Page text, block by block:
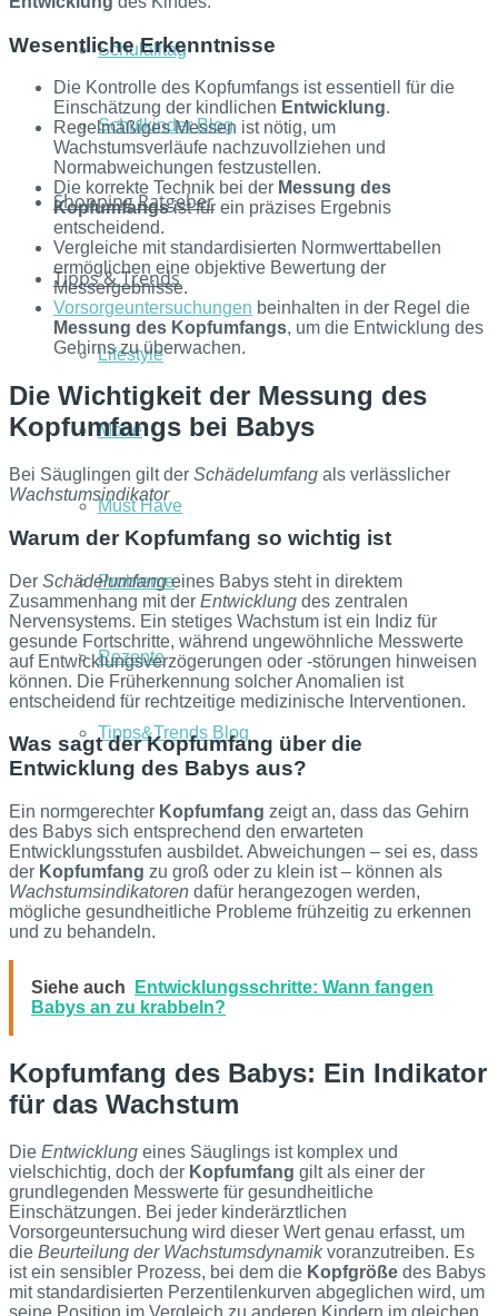
Schulalltag
Schulkinder Blog
Shopping Ratgeber
Tipps & Trends
Lifestyle
Mode
Must Have
Probleme
Rezepte
Tipps&Trends Blog
Wesentliche Erkenntnisse
Die Kontrolle des Kopfumfangs ist essentiell für die
Einschätzung der kindlichen Entwicklung.
Regelmäßiges Messen ist nötig, um
Wachstumsverläufe nachzuvollziehen und
Normabweichungen festzustellen.
Die korrekte Technik bei der Messung des
Kopfumfangsist für ein präzises Ergebnis
entscheidend.
Vergleiche mit standardisierten Normwerttabellen
ermöglichen eine objektive Bewertung der
Messergebnisse.
Vorsorgeuntersuchungen beinhalten in der Regel die
Messung des Kopfumfangs, um die Entwicklung des
Gehirns zu überwachen.
Die Wichtigkeit der Messung des
Kopfumfangs bei Babys
Bei Säuglingen gilt der Schädelumfang als verlässlicher
Wachstumsindikator
Warum der Kopfumfang so wichtig ist
Der Schädelumfangeines Babys steht in direktem
Zusammenhang mit der Entwicklung des zentralen
Nervensystems. Ein stetiges Wachstum ist ein Indiz für
gesunde Fortschritte, während ungewöhnliche Messwerte
auf Entwicklungsverzögerungen oder -störungen hinweisen
können. Die Früherkennung solcher Anomalien ist
entscheidend für rechtzeitige medizinische Interventionen.
Was sagt der Kopfumfang über die
Entwicklung des Babys aus?
Ein normgerechter Kopfumfang zeigt an, dass das Gehirn
des Babys sich entsprechend den erwarteten
Entwicklungsstufen ausbildet. Abweichungen – sei es, dass
der Kopfumfang zu groß oder zu klein ist – können als
Wachstumsindikatoren dafür herangezogen werden,
mögliche gesundheitliche Probleme frühzeitig zu erkennen
und zu behandeln.
Siehe auch
Entwicklungsschritte: Wann fangen
Babys an zu krabbeln?
Kopfumfang des Babys: Ein Indikator
für das Wachstum
Die Entwicklung eines Säuglings ist komplex und
vielschichtig, doch der Kopfumfang gilt als einer der
grundlegenden Messwerte für gesundheitliche
Einschätzungen. Bei jeder kinderärztlichen
Vorsorgeuntersuchung wird dieser Wert genau erfasst, um
die Beurteilung der Wachstumsdynamikvoranzutreiben. Es
ist ein sensibler Prozess, bei dem die Kopfgröße des Babys
mit standardisierten Perzentilenkurven abgeglichen wird, um
seine Position im Vergleich zu anderen Kindern im gleichen